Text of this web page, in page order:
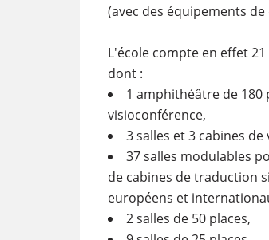
(avec des équipements
L'école compte en effet
dont :
1 amphithéâtre de 180
visioconférence,
3 salles et 3 cabines
37 salles modulables
de cabines de traduction
européens et
2 salles de 50 places,